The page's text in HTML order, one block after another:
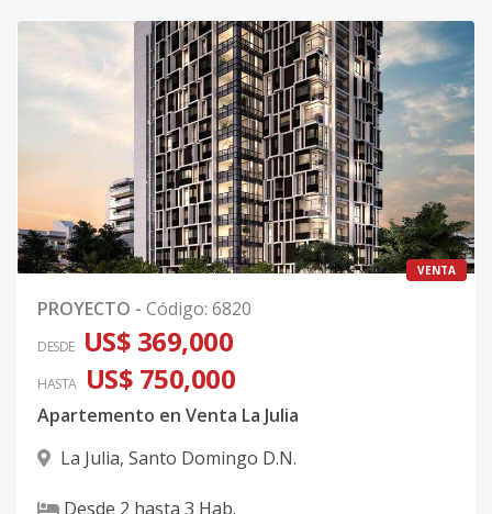
VENTA
PROYECTO - Código: 6820
DESDE US$ 369,000
HASTA US$ 750,000
Apartemento en Venta La Julia
La Julia, Santo Domingo D.N.
Desde 2 hasta 3 Hab.